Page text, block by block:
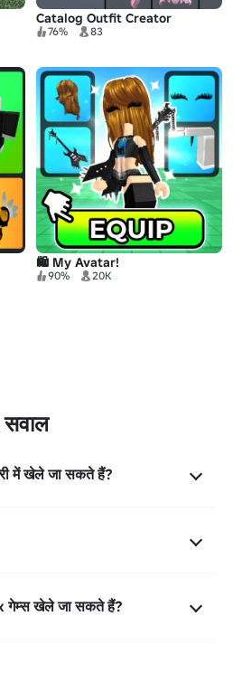
Catalog Outfit Creator
76% 83
🛍️ My Avatar!
90% 20K
में खेले जा सकते हैं?
गेम्स खेले जा सकते हैं?